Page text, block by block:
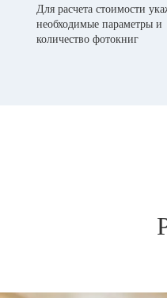
Для расчета стоимости
необходимые параметры и
количество фотокниг